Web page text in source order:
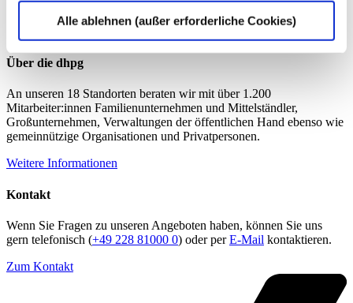
Alle ablehnen (außer erforderliche Cookies)
Über die dhpg
An unseren 18 Standorten beraten wir mit über 1.200
Mitarbeiter:innen Familienunternehmen und Mittelständler,
Großunternehmen, Verwaltungen der öffentlichen Hand ebenso wie
gemeinnützige Organisationen und Privatpersonen.
Weitere Informationen
Kontakt
Wenn Sie Fragen zu unseren Angeboten haben, können Sie uns
gern telefonisch (+49 228 81000 0) oder perE-Mail kontaktieren.
Zum Kontakt